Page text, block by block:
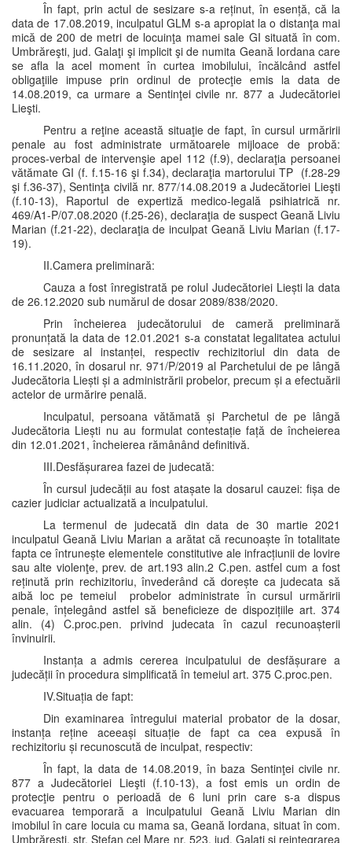
În fapt, prin actul de sesizare s-a reținut, în esență, că la
data de 17.08.2019, inculpatul GLM s-a apropiat la o distanţa mai
mică de 200 de metri de locuinţa mamei sale GI situată în com.
Umbrăreşti, jud. Galaţi şi implicit şi de numita Geană Iordana care
se afla la acel moment în curtea imobilului, încălcând astfel
obligaţiile impuse prin ordinul de protecţie emis la data de
14.08.2019, ca urmare a Sentinţei civile nr. 877 a Judecătoriei
Lieşti.
Pentru a reţine această situaţie de fapt, în cursul urmăririi
penale au fost administrate următoarele mijloace de probă:
proces-verbal de intervenşie apel 112 (f.9), declaraţia persoanei
vătămate GI (f. f.15-16 şi f.34), declaraţia martorului TP (f.28-29
şi f.36-37), Sentinţa civilă nr. 877/14.08.2019 a Judecătoriei Lieşti
(f.10-13), Raportul de expertiză medico-legală psihiatrică nr.
469/A1-P/07.08.2020 (f.25-26), declaraţia de suspect Geană Liviu
Marian (f.21-22), declaraţia de inculpat Geană Liviu Marian (f.17-
19).
II.Camera preliminară:
Cauza a fost înregistrată pe rolul Judecătoriei Liești la data
de 26.12.2020 sub numărul de dosar 2089/838/2020.
Prin încheierea judecătorului de cameră preliminară
pronunțată la data de 12.01.2021 s-a constatat legalitatea actului
de sesizare al instanței, respectiv rechizitoriul din data de
16.11.2020, în dosarul nr. 971/P/2019 al Parchetului de pe lângă
Judecătoria Liești și a administrării probelor, precum și a efectuării
actelor de urmărire penală.
Inculpatul, persoana vătămată și Parchetul de pe lângă
Judecătoria Liești nu au formulat contestație față de încheierea
din 12.01.2021, încheierea rămânând definitivă.
III.Desfășurarea fazei de judecată:
În cursul judecății au fost atașate la dosarul cauzei: fișa de
cazier judiciar actualizată a inculpatului.
La termenul de judecată din data de 30 martie 2021
inculpatul Geană Liviu Marian a arătat că recunoaște în totalitate
fapta ce întrunește elementele constitutive ale infracțiunii de lovire
sau alte violenţe, prev. de art.193 alin.2 C.pen. astfel cum a fost
reținută prin rechizitoriu, învederând că dorește ca judecata să
aibă loc pe temeiul probelor administrate în cursul urmăririi
penale, înțelegând astfel să beneficieze de dispozițiile art. 374
alin. (4) C.proc.pen. privind judecata în cazul recunoașterii
învinuirii.
Instanța a admis cererea inculpatului de desfășurare a
judecății în procedura simplificată în temeiul art. 375 C.proc.pen.
IV.Situația de fapt:
Din examinarea întregului material probator de la dosar,
instanța reține aceeași situație de fapt ca cea expusă în
rechizitoriu și recunoscută de inculpat, respectiv:
În fapt, la data de 14.08.2019, în baza Sentinţei civile nr.
877 a Judecătoriei Lieşti (f.10-13), a fost emis un ordin de
protecţie pentru o perioadă de 6 luni prin care s-a dispus
evacuarea temporară a inculpatului Geană Liviu Marian din
imobilul în care locuia cu mama sa, Geană Iordana, situat în com.
Umbrăreşti, str. Ştefan cel Mare nr. 523, jud. Galaţi şi reintegrarea